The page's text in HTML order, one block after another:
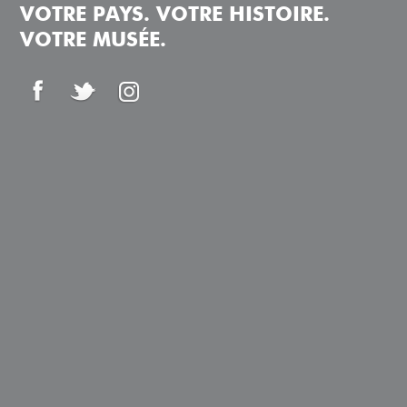
VOTRE PAYS. VOTRE HISTOIRE.
VOTRE MUSÉE.